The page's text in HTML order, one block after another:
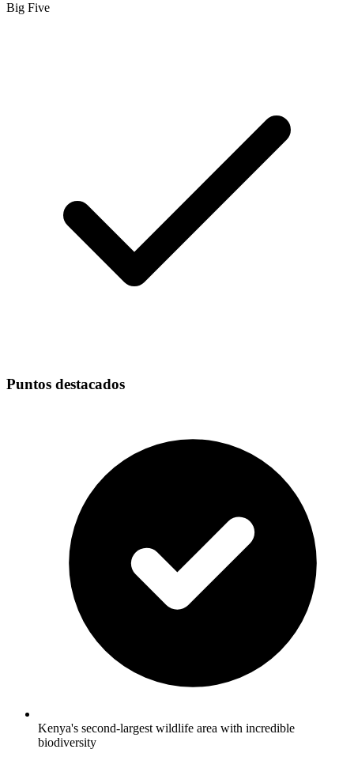
Big Five
Puntos destacados
Kenya's second-largest wildlife area with incredible
biodiversity